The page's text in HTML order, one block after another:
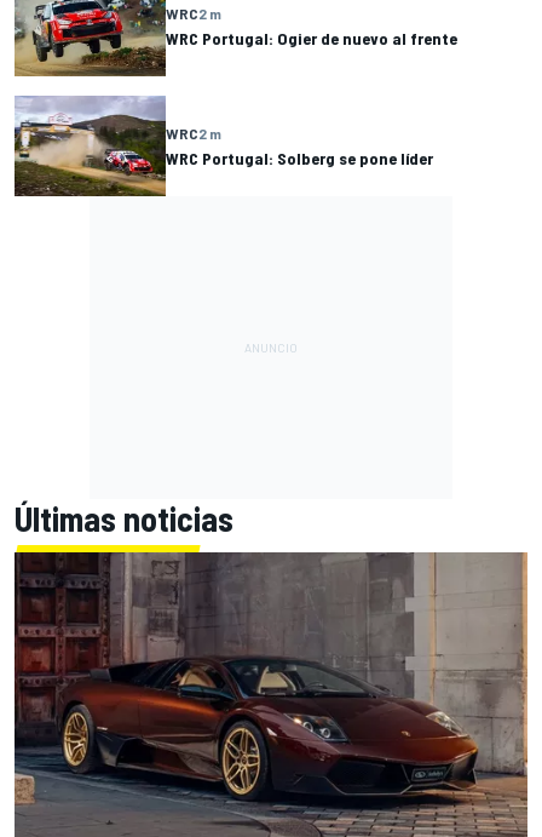
WRC2 m
WRC Portugal: Ogier de nuevo al frente
WRC2 m
WRC Portugal: Solberg se pone líder
Últimas noticias